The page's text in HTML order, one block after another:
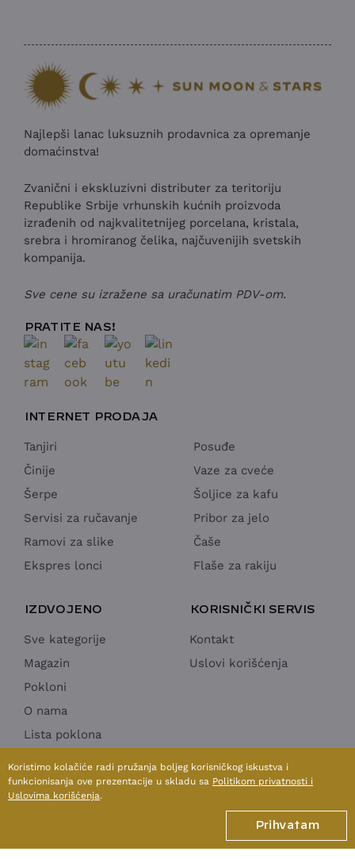
Najlepši lanac luksuznih prodavnica za opremanje
domaćinstva!
Zvanični i ekskluzivni distributer za teritoriju
Republike Srbije vrhunskih kućnih proizvoda
izrađenih od najkvalitetnijeg porcelana, kristala,
srebra i hromiranog čelika, najčuvenijih svetskih
kompanija.
Sve cene su izražene sa uračunatim PDV-om.
PRATITE NAS!
INTERNET PRODAJA
Tanjiri
Činije
Šerpe
Servisi za ručavanje
Ramovi za slike
Ekspres lonci
Posuđe
Vaze za cveće
Šoljice za kafu
Pribor za jelo
Čaše
Flaše za rakiju
IZDVOJENO
Sve kategorije
Magazin
Pokloni
O nama
Lista poklona
KORISNIČKI SERVIS
Kontakt
Uslovi korišćenja
Koristimo kolačiće radi pružanja boljeg korisničkog iskustva i
funkcionisanja ove prezentacije u skladu sa Politikom privatnosti i
Uslovima korišćenja.
Prihvatam